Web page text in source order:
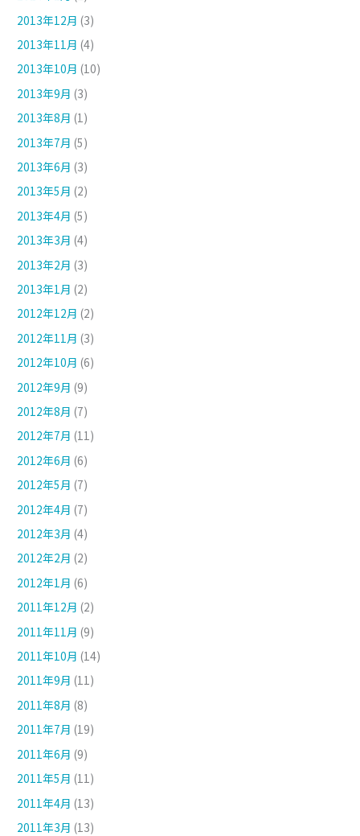
2013年12月 (3)
2013年11月 (4)
2013年10月 (10)
2013年9月 (3)
2013年8月 (1)
2013年7月 (5)
2013年6月 (3)
2013年5月 (2)
2013年4月 (5)
2013年3月 (4)
2013年2月 (3)
2013年1月 (2)
2012年12月 (2)
2012年11月 (3)
2012年10月 (6)
2012年9月 (9)
2012年8月 (7)
2012年7月 (11)
2012年6月 (6)
2012年5月 (7)
2012年4月 (7)
2012年3月 (4)
2012年2月 (2)
2012年1月 (6)
2011年12月 (2)
2011年11月 (9)
2011年10月 (14)
2011年9月 (11)
2011年8月 (8)
2011年7月 (19)
2011年6月 (9)
2011年5月 (11)
2011年4月 (13)
2011年3月 (13)